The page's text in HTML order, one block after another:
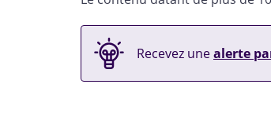
Recevez unealerte